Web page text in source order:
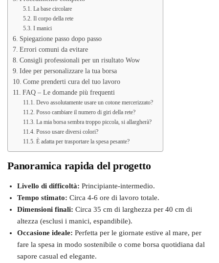
La base circolare
Il corpo della rete
I manici
Spiegazione passo dopo passo
Errori comuni da evitare
Consigli professionali per un risultato Wow
Idee per personalizzare la tua borsa
Come prenderti cura del tuo lavoro
FAQ – Le domande più frequenti
Devo assolutamente usare un cotone mercerizzato?
Posso cambiare il numero di giri della rete?
La mia borsa sembra troppo piccola, si allargherà?
Posso usare diversi colori?
È adatta per trasportare la spesa pesante?
Panoramica rapida del progetto
Livello di difficoltà: Principiante-intermedio.
Tempo stimato: Circa 4-6 ore di lavoro totale.
Dimensioni finali: Circa 35 cm di larghezza per 40 cm di
altezza (esclusi i manici, espandibile).
Occasione ideale: Perfetta per le giornate estive al mare, per
fare la spesa in modo sostenibile o come borsa quotidiana dal
sapore casual ed elegante.